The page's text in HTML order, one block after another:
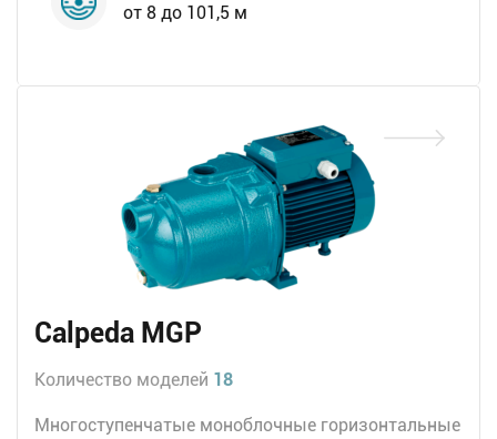
от 8 до 101,5 м
Calpeda MGP
Количество моделей 18
Многоступенчатые моноблочные горизонтальные